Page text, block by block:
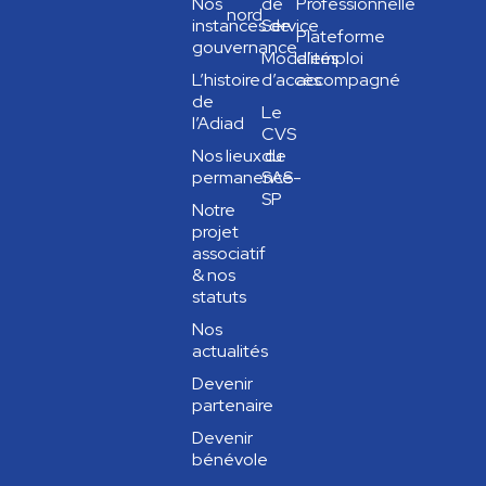
instances de
gouvernance
L’histoire
de
l’Adiad
Nos lieux de
permanence
Notre
projet
associatif
& nos
statuts
Nos
actualités
Devenir
partenaire
Devenir
bénévole
nordService
Modalités
d’accès
Le
CVS
du
SAS-
SP
Plateforme
d’emploi
accompagné